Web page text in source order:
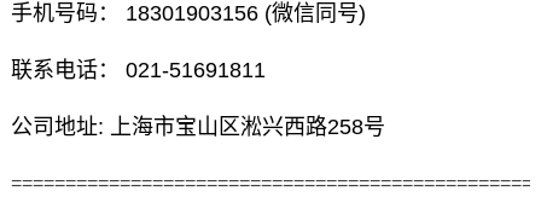
手机号码： 18301903156 (微信同号)
联系电话： 021-51691811
公司地址: 上海市宝山区淞兴西路258号